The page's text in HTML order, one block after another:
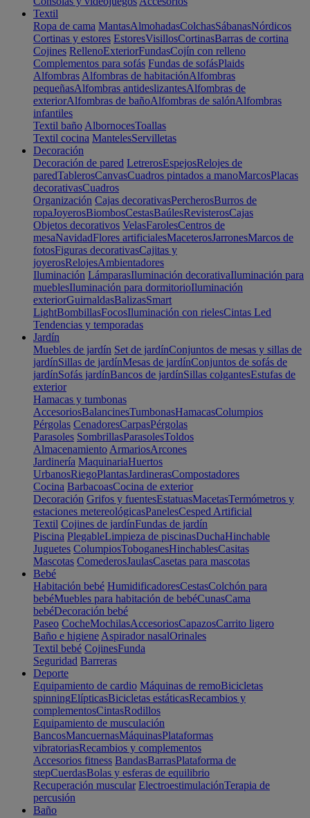
Textil
Ropa de cama MantasAlmohadasColchasSábanasNórdicos
Cortinas y estores EstoresVisillosCortinasBarras de cortina
Cojines RellenoExteriorFundasCojín con relleno
Complementos para sofás Fundas de sofásPlaids
Alfombras Alfombras de habitaciónAlfombras
pequeñasAlfombras antideslizantesAlfombras de
exteriorAlfombras de bañoAlfombras de salónAlfombras
infantiles
Textil baño AlbornocesToallas
Textil cocina MantelesServilletas
Decoración
Decoración de pared LetrerosEspejosRelojes de
paredTablerosCanvasCuadros pintados a manoMarcosPlacas
decorativasCuadros
Organización Cajas decorativasPercherosBurros de
ropaJoyerosBiombosCestasBaúlesRevisterosCajas
Objetos decorativos VelasFarolesCentros de
mesaNavidadFlores artificialesMaceterosJarronesMarcos de
fotosFiguras decorativasCajitas y
joyerosRelojesAmbientadores
Iluminación LámparasIluminación decorativaIluminación para
mueblesIluminación para dormitorioIluminación
exteriorGuirnaldasBalizasSmart
LightBombillasFocosIluminación con rielesCintas Led
Tendencias y temporadas
Jardín
Muebles de jardín Set de jardínConjuntos de mesas y sillas de
jardínSillas de jardínMesas de jardínConjuntos de sofás de
jardínSofás jardínBancos de jardínSillas colgantesEstufas de
exterior
Hamacas y tumbonas
AccesoriosBalancinesTumbonasHamacasColumpios
Pérgolas CenadoresCarpasPérgolas
Parasoles SombrillasParasolesToldos
Almacenamiento ArmariosArcones
Jardinería MaquinariaHuertos
UrbanosRiegoPlantasJardinerasCompostadores
Cocina BarbacoasCocina de exterior
Decoración Grifos y fuentesEstatuasMacetasTermómetros y
estaciones metereológicasPanelesCesped Artificial
Textil Cojines de jardínFundas de jardín
Piscina PlegableLimpieza de piscinasDuchaHinchable
Juguetes ColumpiosToboganesHinchablesCasitas
Mascotas ComederosJaulasCasetas para mascotas
Bebé
Habitación bebé HumidificadoresCestasColchón para
bebéMuebles para habitación de bebéCunasCama
bebéDecoración bebé
Paseo CocheMochilasAccesoriosCapazosCarrito ligero
Baño e higiene Aspirador nasalOrinales
Textil bebé CojinesFunda
Seguridad Barreras
Deporte
Equipamiento de cardio Máquinas de remoBicicletas
spinningElípticasBicicletas estáticasRecambios y
complementosCintasRodillos
Equipamiento de musculación
BancosMancuernasMáquinasPlataformas
vibratoriasRecambios y complementos
Accesorios fitness BandasBarrasPlataforma de
stepCuerdasBolas y esferas de equilibrio
Recuperación muscular ElectroestimulaciónTerapia de
percusión
Baño